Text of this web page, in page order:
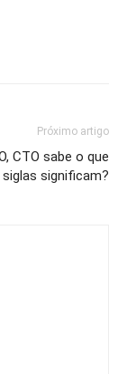
Próximo artigo
CTO sabe o que
significam?